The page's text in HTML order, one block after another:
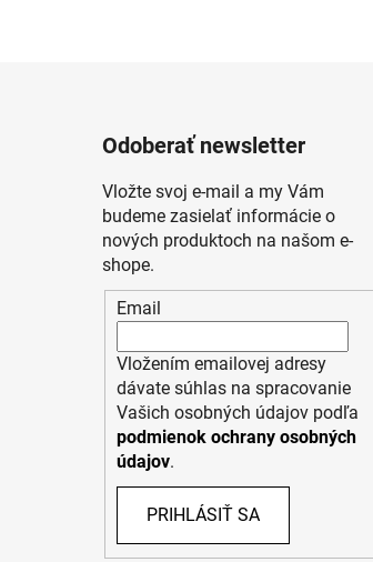
Odoberať newsletter
Vložte svoj e-mail a my Vám
budeme zasielať informácie o
nových produktoch na našom e-
shope.
Email
Vložením emailovej adresy
dávate súhlas na spracovanie
Vašich osobných údajov podľa
podmienok ochrany osobných
údajov.
PRIHLÁSIŤ SA